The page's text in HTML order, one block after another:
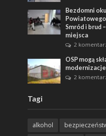
Bezdomni
Smród i brud
miejsca
2
OSP mogą
modernizacje
2
Tagi
alkohol